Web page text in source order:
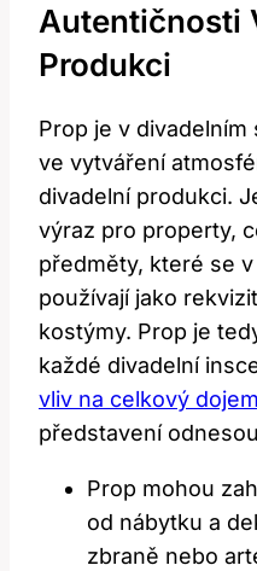
Autentičnosti
Produkci
Prop je v
ve vytváření
divadelní produkci.
výraz pro property,
předměty, které se
používají jako
kostýmy. Prop je
každé divadelní
vliv na celkový dojem
představení
Prop mohou
od nábytku a
zbraně nebo